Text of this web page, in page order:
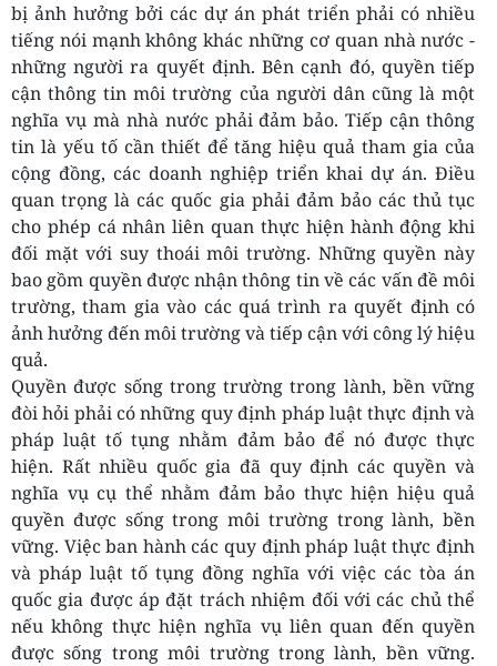
bị ảnh hưởng bởi các dự án phát triển phải có nhiều
tiếng nói mạnh không khác những cơ quan nhà nước -
những người ra quyết định. Bên cạnh đó, quyền tiếp
cận thông tin môi trường của người dân cũng là một
nghĩa vụ mà nhà nước phải đảm bảo. Tiếp cận thông
tin là yếu tố cần thiết để tăng hiệu quả tham gia của
cộng đồng, các doanh nghiệp triển khai dự án. Điều
quan trọng là các quốc gia phải đảm bảo các thủ tục
cho phép cá nhân liên quan thực hiện hành động khi
đối mặt với suy thoái môi trường. Những quyền này
bao gồm quyền được nhận thông tin về các vấn đề môi
trường, tham gia vào các quá trình ra quyết định có
ảnh hưởng đến môi trường và tiếp cận với công lý hiệu
quả.
Quyền được sống trong trường trong lành, bền vững
đòi hỏi phải có những quy định pháp luật thực định và
pháp luật tố tụng nhằm đảm bảo để nó được thực
hiện. Rất nhiều quốc gia đã quy định các quyền và
nghĩa vụ cụ thể nhằm đảm bảo thực hiện hiệu quả
quyền được sống trong môi trường trong lành, bền
vững. Việc ban hành các quy định pháp luật thực định
và pháp luật tố tụng đồng nghĩa với việc các tòa án
quốc gia được áp đặt trách nhiệm đối với các chủ thể
nếu không thực hiện nghĩa vụ liên quan đến quyền
được sống trong môi trường trong lành, bền vững.